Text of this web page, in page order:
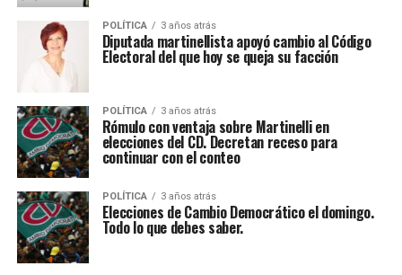
POLÍTICA 3 años atrás
Diputada martinellista apoyó cambio al Código
Electoral del que hoy se queja su facción
POLÍTICA 3 años atrás
Rómulo con ventaja sobre Martinelli en
elecciones del CD. Decretan receso para
continuar con el conteo
POLÍTICA 3 años atrás
Elecciones de Cambio Democrático el domingo.
Todo lo que debes saber.